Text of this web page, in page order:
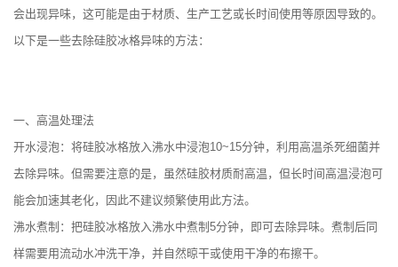
会出现异味，这可能是由于材质、生产工艺或长时间使用等原因导致的。
以下是一些去除硅胶冰格异味的方法：
一、高温处理法
开水浸泡：将硅胶冰格放入沸水中浸泡10~15分钟，利用高温杀死细菌并
去除异味。但需要注意的是，虽然硅胶材质耐高温，但长时间高温浸泡可
能会加速其老化，因此不建议频繁使用此方法。
沸水煮制：把硅胶冰格放入沸水中煮制5分钟，即可去除异味。煮制后同
样需要用流动水冲洗干净，并自然晾干或使用干净的布擦干。